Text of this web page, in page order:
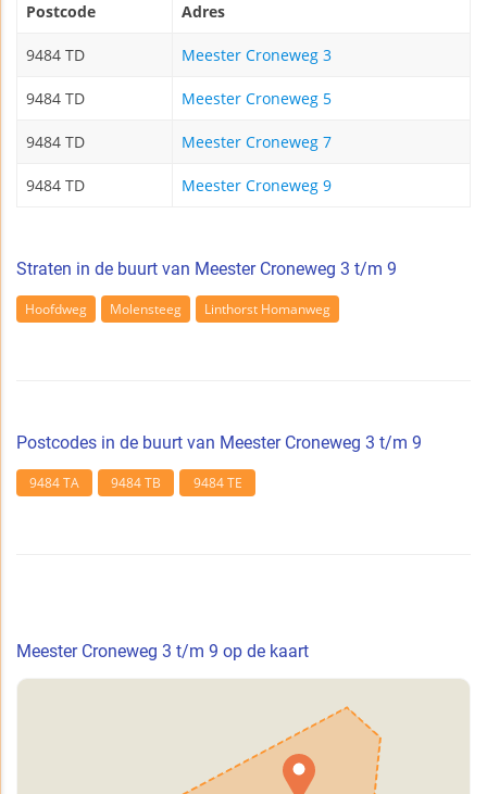
Postcode Adres
9484 TD Meester Croneweg 3
9484 TD Meester Croneweg 5
9484 TD Meester Croneweg 7
9484 TD Meester Croneweg 9
Straten in de buurt van Meester Croneweg 3 t/m 9
Hoofdweg Molensteeg Linthorst Homanweg
Postcodes in de buurt van Meester Croneweg 3 t/m 9
9484 TA 9484 TB 9484 TE
Meester Croneweg 3 t/m 9 op de kaart